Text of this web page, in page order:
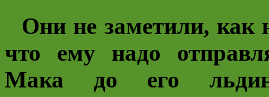
Они не заметили, как
что ему надо
Мака до его